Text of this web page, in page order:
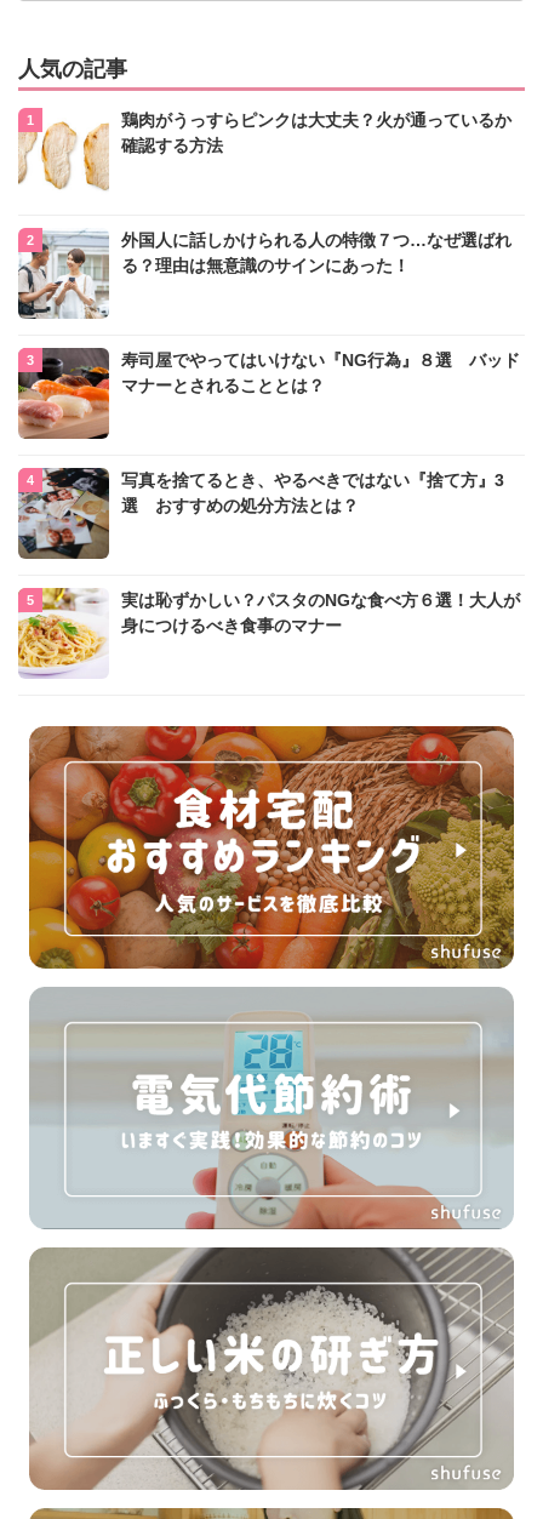
人気の記事
鶏肉がうっすらピンクは大丈夫？火が通っているか
確認する方法
外国人に話しかけられる人の特徴７つ…なぜ選ばれ
る？理由は無意識のサインにあった！
寿司屋でやってはいけない『NG行為』８選 バッド
マナーとされることとは？
写真を捨てるとき、やるべきではない『捨て方』3
選 おすすめの処分方法とは？
実は恥ずかしい？パスタのNGな食べ方６選！大人が
身につけるべき食事のマナー